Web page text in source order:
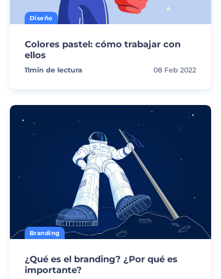
Diseño
Colores pastel: cómo trabajar con
ellos
11min de lectura 08 Feb 2022
Branding
¿Qué es el branding? ¿Por qué es
importante?